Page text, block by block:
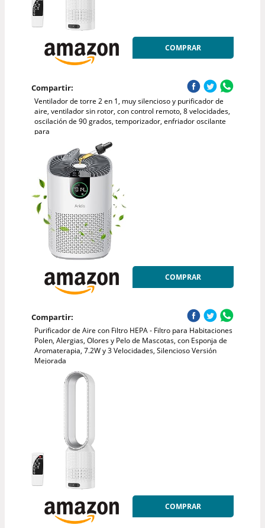
COMPRAR
Compartir:
Ventilador de torre 2 en 1, muy silencioso y purificador de
aire, ventilador sin rotor, con control remoto, 8 velocidades,
oscilación de 90 grados, temporizador, enfriador oscilante
para
COMPRAR
Compartir:
Purificador de Aire con Filtro HEPA - Filtro para Habitaciones
Polen, Alergias, Olores y Pelo de Mascotas, con Esponja de
Aromaterapia, 7.2W y 3 Velocidades, Silencioso Versión
Mejorada
COMPRAR